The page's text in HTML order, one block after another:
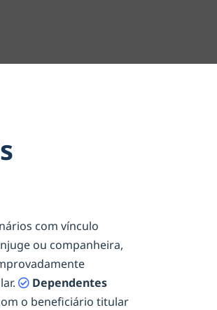
com vínculo
ou companheira,
Dependentes
o beneficiário titular